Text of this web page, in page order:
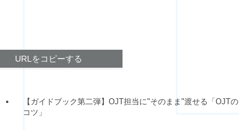
URLをコピーする
【ガイドブック第二弾】OJT担当に"そのまま"渡せる「OJTの
コツ」